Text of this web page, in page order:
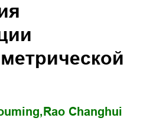
Rao Changhui